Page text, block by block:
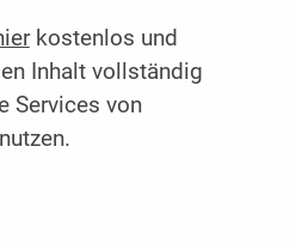
kostenlos und
Inhalt vollständig
Services von